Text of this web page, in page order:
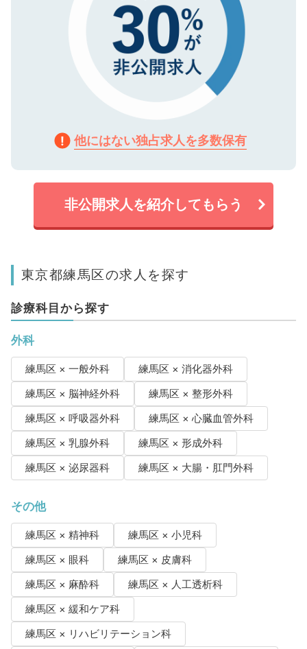
他にはない独占求人を多数保有
非公開求人を紹介してもらう
東京都練馬区の求人を探す
診療科目から探す
外科
練馬区 × 一般外科
練馬区 × 消化器外科
練馬区 × 脳神経外科
練馬区 × 整形外科
練馬区 × 呼吸器外科
練馬区 × 心臓血管外科
練馬区 × 乳腺外科
練馬区 × 形成外科
練馬区 × 泌尿器科
練馬区 × 大腸・肛門外科
その他
練馬区 × 精神科
練馬区 × 小児科
練馬区 × 眼科
練馬区 × 皮膚科
練馬区 × 麻酔科
練馬区 × 人工透析科
練馬区 × 緩和ケア科
練馬区 × リハビリテーション科